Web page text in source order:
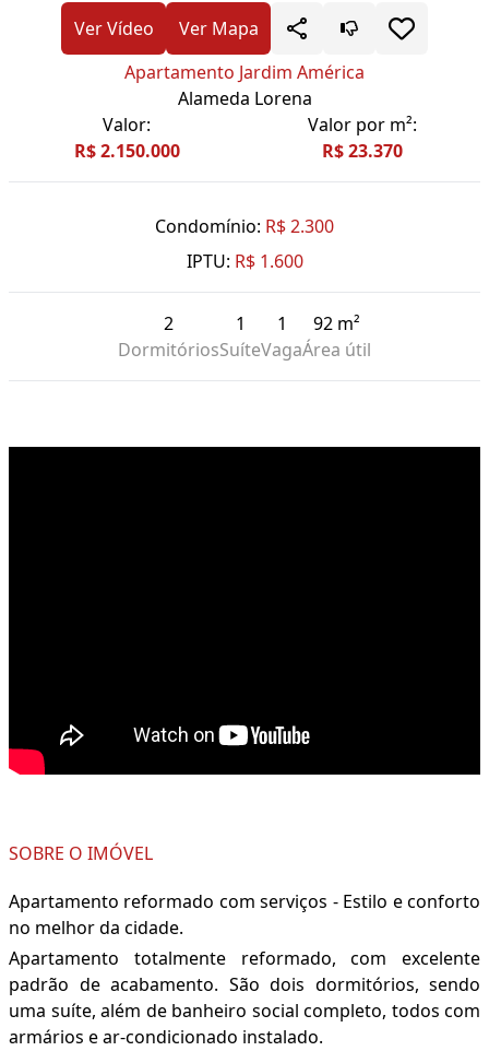
Ver Vídeo
Ver Mapa
Apartamento Jardim América
Alameda Lorena
Valor:
R$ 2.150.000
Valor por m²:
R$ 23.370
Condomínio: R$ 2.300
IPTU: R$ 1.600
2
Dormitórios
1
Suíte
1
Vaga
92 m²
Área útil
SOBRE O IMÓVEL
Apartamento reformado com serviços - Estilo e conforto
no melhor da cidade.
Apartamento totalmente reformado, com excelente
padrão de acabamento. São dois dormitórios, sendo
uma suíte, além de banheiro social completo, todos com
armários e ar-condicionado instalado.